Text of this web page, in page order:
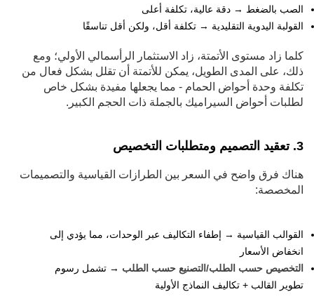
الصب بالضغط → دقة عالية، تكلفة أعلى
القولبة اليدوية التقليدية → تكلفة أقل، ولكن أقل تناسقًا
كلما زاد مستوى الأتمتة، زاد الاستثمار الرأسمالي الأولي؛ ومع
ذلك، على المدى الطويل، يمكن للأتمتة أن تقلل بشكل فعال من
تكلفة وحدة أحواض الحمام - مما يجعلها مفيدة بشكل خاص
لطلبات أحواض السيراميك بالجملة ذات الحجم الكبير.
3. تعقيد التصميم ومتطلبات التخصيص
هناك فرق واضح في السعر بين الطرازات القياسية والتصميمات
المخصصة:
القوالب القياسية → إطفاء التكاليف عبر الوحدات، مما يؤدي إلى
انخفاض الأسعار
التخصيص حسب الطلب/التصنيع حسب الطلب → تشمل رسوم
تطوير القالب + تكاليف النماذج الأولية